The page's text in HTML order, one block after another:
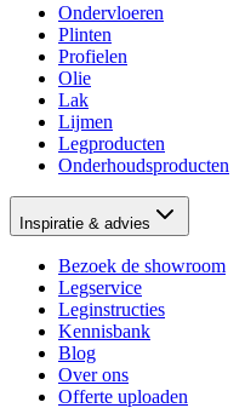
Ondervloeren
Plinten
Profielen
Olie
Lak
Lijmen
Legproducten
Onderhoudsproducten
Inspiratie & advies
Bezoek de showroom
Legservice
Leginstructies
Kennisbank
Blog
Over ons
Offerte uploaden